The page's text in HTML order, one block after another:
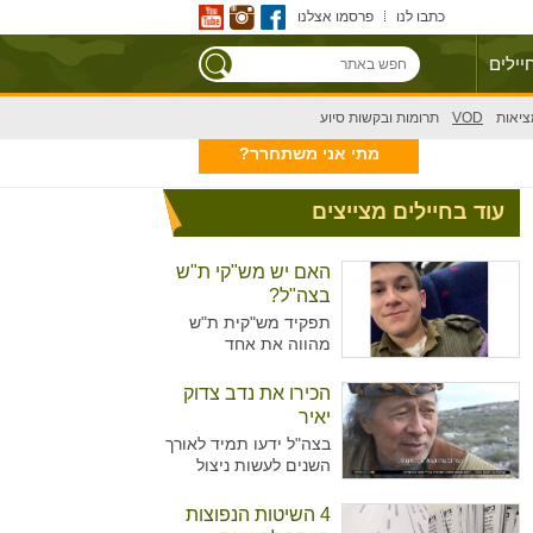
כתבו לנו פרסמו אצלנו
VOD תרומות ובקשות סיוע
מתי אני משתחרר?
עוד בחיילים מצייצים
האם יש מש"קי ת"ש
בצה"ל?
תפקיד מש"קית ת"ש
מהווה את אחד
יותר עם נשים מאשר
גברים בצה"ל. מדובר על
תפקיד המקביל לתפקיד
של עובדת סוציאלית
ויועצת בבתי הספר,
להכשיר גם גברים לאותו
הכירו את נדב צדוק
יאיר
בצה"ל ידעו תמיד לאורך
השנים לעשות ניצול
שלו ידע נרחב בתחומים
4 השיטות הנפוצות